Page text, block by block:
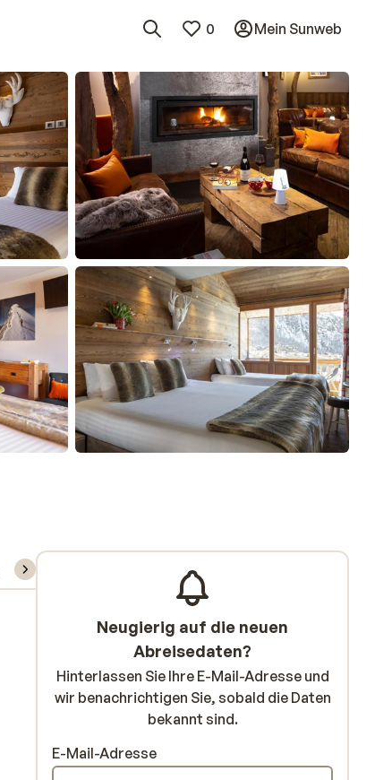
0 Mein Sunweb
Skipass/Kurse/Material
Neugierig auf die neuen
Abreisedaten?
Hinterlassen Sie Ihre E-Mail-Adresse und
wir benachrichtigen Sie, sobald die Daten
bekannt sind.
E-Mail-Adresse